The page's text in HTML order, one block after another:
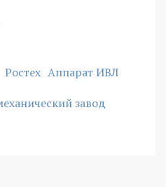
Ростех Аппарат ИВЛ
завод